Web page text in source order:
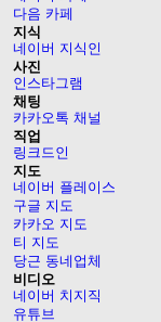
다음 카페
지식
네이버 지식인
사진
인스타그램
채팅
카카오톡 채널
직업
링크드인
지도
네이버 플레이스
구글 지도
카카오 지도
티 지도
당근 동네업체
비디오
네이버 치지직
유튜브